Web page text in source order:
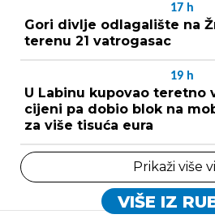
17 h
Gori divlje odlagalište na
terenu 21 vatrogasac
19 h
U Labinu kupovao teretno
cijeni pa dobio blok na
za više tisuća eura
Prikaži više
VIŠE IZ